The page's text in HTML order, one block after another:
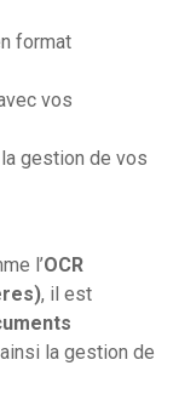
format
vos
gestion de vos
l’OCR
, il est
la gestion de